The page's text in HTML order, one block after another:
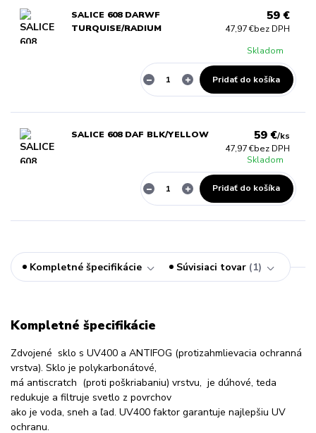
SALICE 608 DARWF
TURQUISE/RADIUM
59 €
47,97 €bez DPH
Skladom
Pridať do košíka
SALICE 608 DAF BLK/YELLOW 59 €/ks
47,97 €bez DPH
Skladom
Pridať do košíka
Kompletné špecifikácie Súvisiaci tovar 1
Kompletné špecifikácie
Zdvojené sklo s UV400 a ANTIFOG (protizahmlievacia ochranná
vrstva). Sklo je polykarbonátové,
má antiscratch (proti poškriabaniu) vrstvu, je dúhové, teda
redukuje a filtruje svetlo z povrchov
ako je voda, sneh a ľad. UV400 faktor garantuje najlepšiu UV
ochranu.